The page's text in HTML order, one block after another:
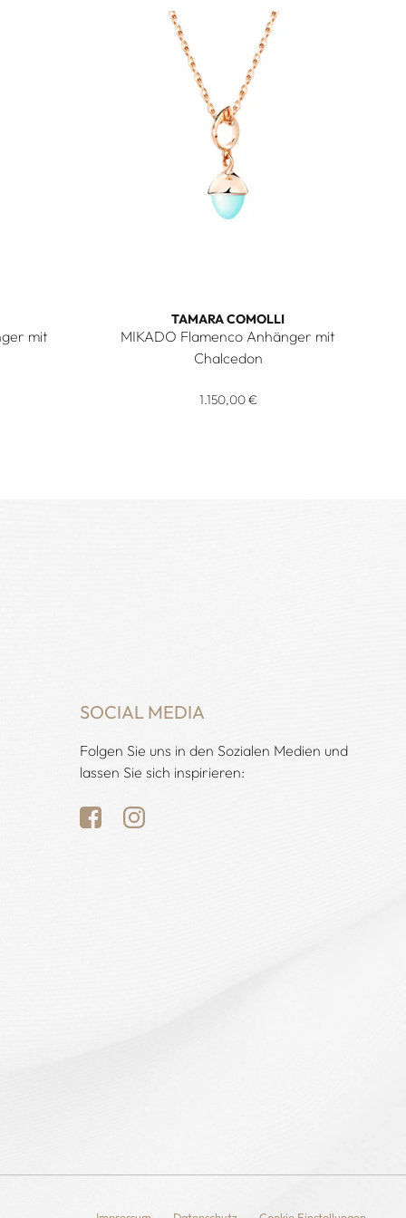
mit
TAMARA COMOLLI
MIKADO Flamenco Anhänger mit
Chalcedon
1.150,00 €
SOCIAL MEDIA
Folgen Sie uns in den Sozialen Medien und
lassen Sie sich inspirieren: